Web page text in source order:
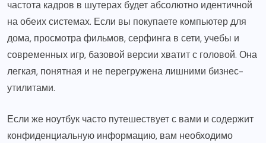
частота кадров в шутерах будет абсолютно идентичной
на обеих системах. Если вы покупаете компьютер для
дома, просмотра фильмов, серфинга в сети, учебы и
современных игр, базовой версии хватит с головой. Она
легкая, понятная и не перегружена лишними бизнес-
утилитами.
Если же ноутбук часто путешествует с вами и содержит
конфиденциальную информацию, вам необходимо